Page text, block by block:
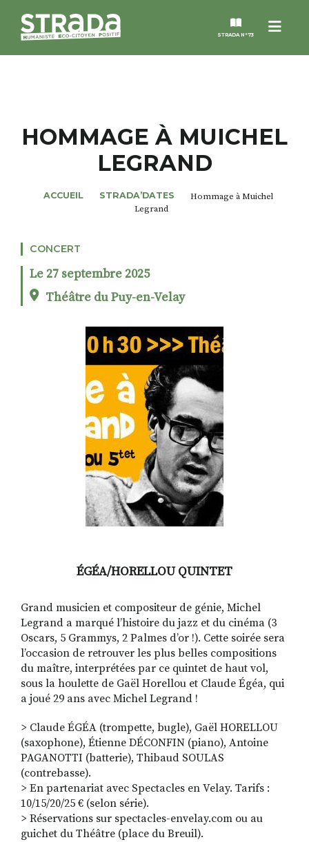
Menu
STRADA N°73
MAGAZINES
NOS THÈMES
ALTER STRADA
ROSÉE DE MAI
RECHERCHER
S'INSCRIRE À LA NEWSLETTER
FACEBOOKINSTAGRAM
LINKEDINYOUTUBE
HOMMAGE À MUICHEL
LEGRAND
ACCUEIL STRADA’DATES
Hommage à Muichel
Legrand
CONCERT
Le 27 septembre 2025
Théâtre du Puy-en-Velay
ÉGÉA/HORELLOU QUINTET
Grand musicien et compositeur de génie, Michel
Legrand a marqué l’histoire du jazz et du cinéma (3
Oscars, 5 Grammys, 2 Palmes d’or !). Cette soirée sera
l’occasion de retrouver les plus belles compositions
du maître, interprétées par ce quintet de haut vol,
sous la houlette de Gaël Horellou et Claude Égéa, qui
a joué 29 ans avec Michel Legrand !
> Claude ÉGÉA (trompette, bugle), Gaël HORELLOU
(saxophone), Étienne DÉCONFIN (piano), Antoine
PAGANOTTI (batterie), Thibaud SOULAS
(contrebasse).
> En partenariat avec Spectacles en Velay. Tarifs :
10/15/20/25 € (selon série).
> Réservations sur spectacles-envelay.com ou au
guichet du Théâtre (place du Breuil).